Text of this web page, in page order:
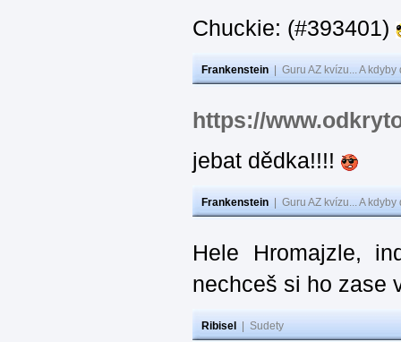
Chuckie: (#393401)
Frankenstein Guru AZ kvízu... A
https://
jebat dědka!!!!
Frankenstein Guru AZ kvízu... A
Hele Hromajzle,
nechceš si ho zase
Ribisel Sudety